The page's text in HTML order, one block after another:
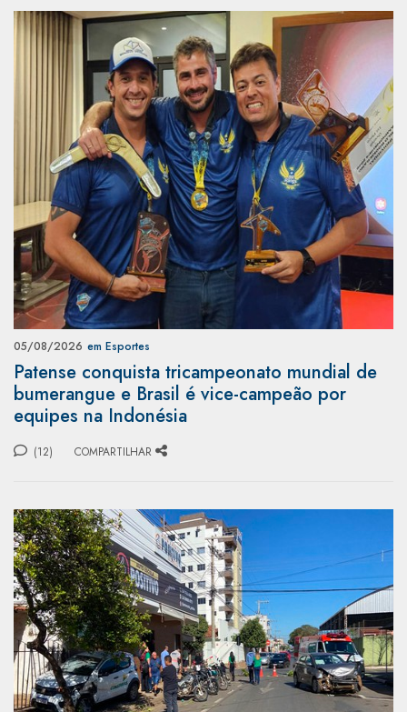
05/08/2026 em Esportes
Patense conquista tricampeonato mundial de
bumerangue e Brasil é vice-campeão por
equipes na Indonésia
(12) COMPARTILHAR